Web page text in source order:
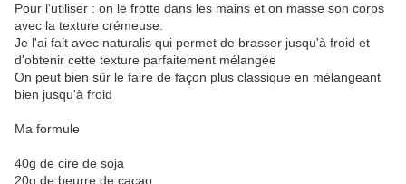
Pour l'utiliser : on le frotte dans les mains et on masse son corps
avec la texture crémeuse.
Je l'ai fait avec naturalis qui permet de brasser jusqu'à froid et
d'obtenir cette texture parfaitement mélangée
On peut bien sûr le faire de façon plus classique en mélangeant
bien jusqu'à froid
Ma formule
40g de cire de soja
20g de beurre de cacao